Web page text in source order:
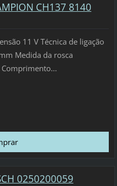
CH137 8140
11 V Técnica de ligação
Medida da rosca
0250200059